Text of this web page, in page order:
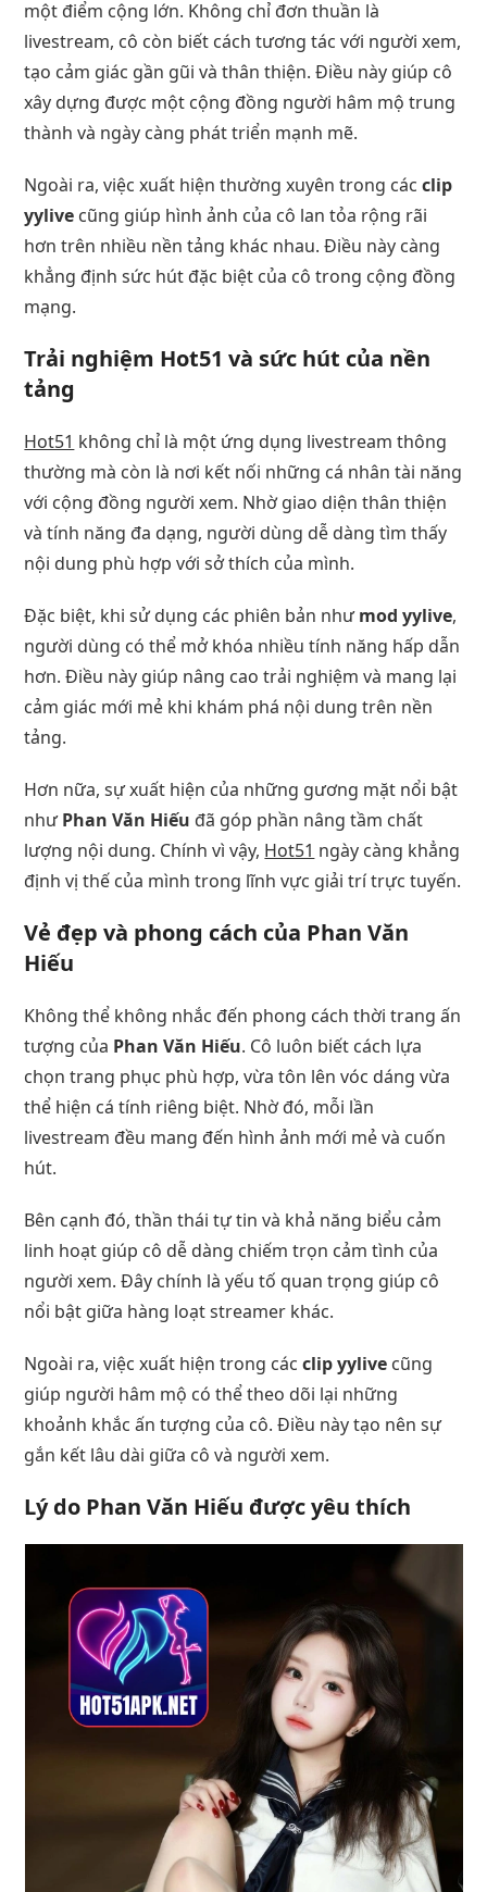
một điểm cộng lớn. Không chỉ đơn thuần là
livestream, cô còn biết cách tương tác với người xem,
tạo cảm giác gần gũi và thân thiện. Điều này giúp cô
xây dựng được một cộng đồng người hâm mộ trung
thành và ngày càng phát triển mạnh mẽ.
Ngoài ra, việc xuất hiện thường xuyên trong cácclip
yylive cũng giúp hình ảnh của cô lan tỏa rộng rãi
hơn trên nhiều nền tảng khác nhau. Điều này càng
khẳng định sức hút đặc biệt của cô trong cộng đồng
mạng.
Trải nghiệm Hot51 và sức hút của nền
tảng
Hot51 không chỉ là một ứng dụng livestream thông
thường mà còn là nơi kết nối những cá nhân tài năng
với cộng đồng người xem. Nhờ giao diện thân thiện
và tính năng đa dạng, người dùng dễ dàng tìm thấy
nội dung phù hợp với sở thích của mình.
Đặc biệt, khi sử dụng các phiên bản nhưmod yylive,
người dùng có thể mở khóa nhiều tính năng hấp dẫn
hơn. Điều này giúp nâng cao trải nghiệm và mang lại
cảm giác mới mẻ khi khám phá nội dung trên nền
tảng.
Hơn nữa, sự xuất hiện của những gương mặt nổi bật
nhưPhan Văn Hiếu đã góp phần nâng tầm chất
lượng nội dung. Chính vì vậy, Hot51 ngày càng khẳng
định vị thế của mình trong lĩnh vực giải trí trực tuyến.
Vẻ đẹp và phong cách của Phan Văn
Hiếu
Không thể không nhắc đến phong cách thời trang ấn
tượng của Phan Văn Hiếu. Cô luôn biết cách lựa
chọn trang phục phù hợp, vừa tôn lên vóc dáng vừa
thể hiện cá tính riêng biệt. Nhờ đó, mỗi lần
livestream đều mang đến hình ảnh mới mẻ và cuốn
hút.
Bên cạnh đó, thần thái tự tin và khả năng biểu cảm
linh hoạt giúp cô dễ dàng chiếm trọn cảm tình của
người xem. Đây chính là yếu tố quan trọng giúp cô
nổi bật giữa hàng loạt streamer khác.
Ngoài ra, việc xuất hiện trong cácclip yylive cũng
giúp người hâm mộ có thể theo dõi lại những
khoảnh khắc ấn tượng của cô. Điều này tạo nên sự
gắn kết lâu dài giữa cô và người xem.
Lý do Phan Văn Hiếu được yêu thích